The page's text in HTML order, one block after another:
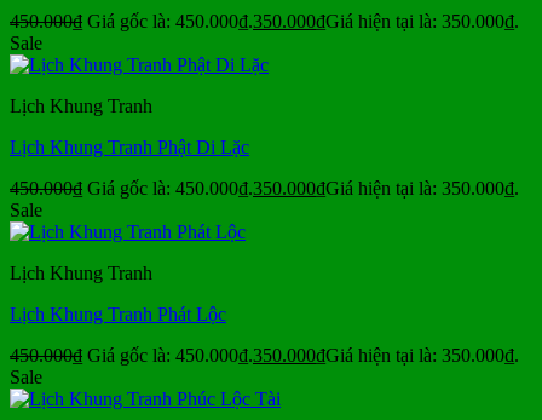
450.000₫ Giá gốc là: 450.000₫.350.000₫Giá hiện tại là: 350.000₫.
Sale
Lịch Khung Tranh
Lịch Khung Tranh Phật Di Lặc
450.000₫ Giá gốc là: 450.000₫.350.000₫Giá hiện tại là: 350.000₫.
Sale
Lịch Khung Tranh
Lịch Khung Tranh Phát Lộc
450.000₫ Giá gốc là: 450.000₫.350.000₫Giá hiện tại là: 350.000₫.
Sale